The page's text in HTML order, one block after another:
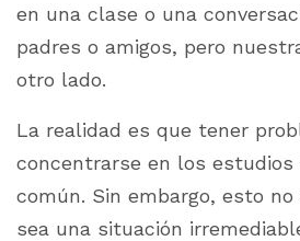
en una clase o una
padres o amigos, pero
otro lado.
La realidad es que tener
concentrarse en los estudios
común. Sin embargo, esto
sea una situación